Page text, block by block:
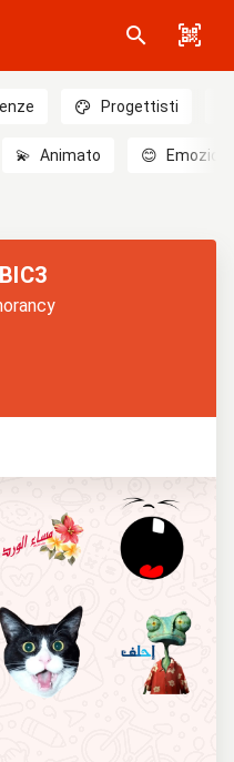
Progettisti
💫 Animato 😊 Emozioni